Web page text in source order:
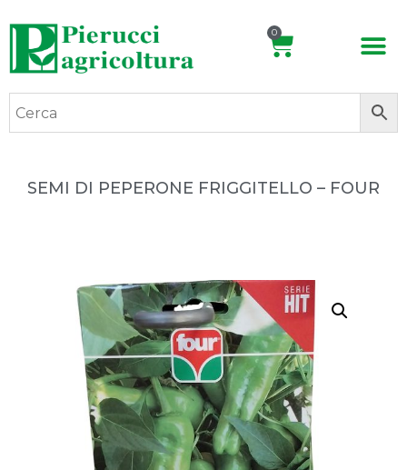
0
SEMI DI PEPERONE FRIGGITELLO – FOUR